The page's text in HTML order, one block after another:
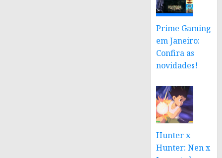
Prime Gaming
em Janeiro:
Confira as
novidades!
Hunter x
Hunter: Nen x